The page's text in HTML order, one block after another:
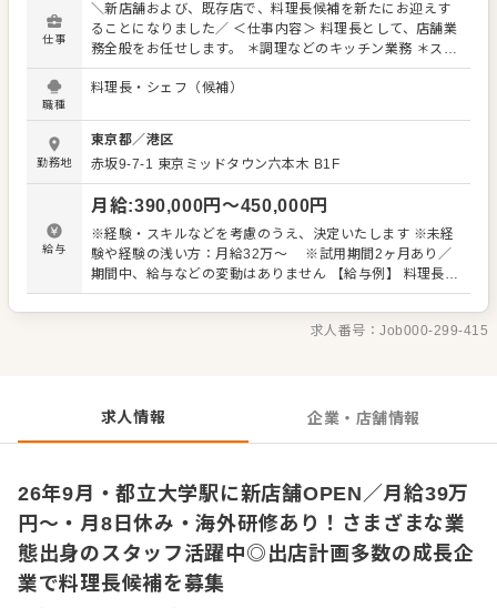
仕事
＼新店舗および、既存店で、料理長候補を新たにお迎えす
ることになりました／ ＜仕事内容＞ 料理長として、店舗業
務全般をお任せします。 ＊調理などのキッチン業務 ＊スタ
ッフ教育・シフト管理 ＊売上や原価の管理 ＊その他、店舗
管理やマネジメント業務 など 一人ひとりをしっかり評価し
で経験を積まれてきた方など、当社でぜひチャンスをつか
んでくださいね。 ＼まずはお会いしましょう／ 研修は各既
存店で実施します。早期入社も歓迎！また在職中の方な
ど、すぐに勤務をスタートできない方もOK。また、ポジシ
ョンやお給料なども遠慮なくご相談ください。 ＼応募前の
オンライン相談も歓迎／ 「仕事内容をもう少し詳しく知り
たい」「職場の雰囲気を聞いてから応募を決めたい」とい
う方は、まずはオンラインでのカジュアル面談も可能で
相談ください！ ※会社HPはこちら https://grate-ful.co.jp/
職種
料理長・シェフ（候補）
勤務地
東京都／港区
赤坂9-7-1 東京ミッドタウン六本木 B1F
給与
月給:390,000円〜450,000円
※経験・スキルなどを考慮のうえ、決定いたします ※未経
験や経験の浅い方：月給32万～ ※試用期間2ヶ月あり／
期間中、給与などの変動はありません 【給与例】 料理長
40万円（入社1年目） 料理長 43万円（入社3年目）
求人番号：Job000-299-415
求人情報 企業・店舗情報
26年9月・都立大学駅に新店舗OPEN／月給39万
円～・月8日休み・海外研修あり！さまざまな業
態出身のスタッフ活躍中◎出店計画多数の成長企
業で料理長候補を募集